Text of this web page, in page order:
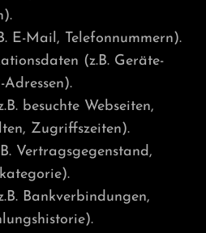
E-Mail, Telefonnummern).
(z.B. Geräte-
besuchte Webseiten,
Zugriffszeiten).
Vertragsgegenstand,
Bankverbindungen,